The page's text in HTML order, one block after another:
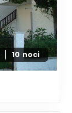
10 noci